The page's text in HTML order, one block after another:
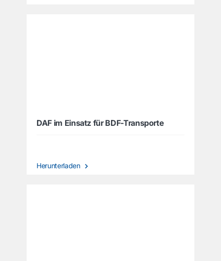
DAF im Einsatz für BDF-Transporte
Herunterladen